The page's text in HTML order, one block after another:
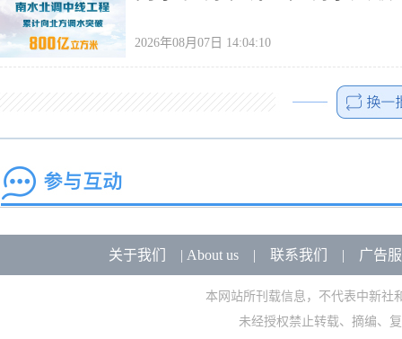
2026年08月07日 14:04:10
关于我们 | About us| 联系我们 | 广告
本网站所刊载信息，不代表中新社
未经授权禁止转载、摘编、